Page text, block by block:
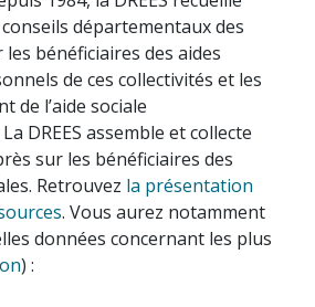
départementaux des
bénéficiaires des aides
de ces collectivités et les
de l’aide sociale
DREES assemble et collecte
sur les bénéficiaires des
Retrouvez la présentation
. Vous aurez notamment
données concernant les plus
) :